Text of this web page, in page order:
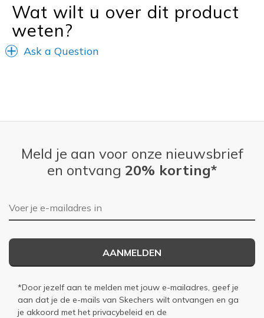
Wat wilt u over dit product
weten?
Ask a Question
Meld je aan voor onze nieuwsbrief
en ontvang 20% korting*
E-mailadres
AANMELDEN
*Door jezelf aan te melden met jouw e-mailadres, geef je
aan dat je de e-mails van Skechers wilt ontvangen en ga
je akkoord met het privacybeleid en de